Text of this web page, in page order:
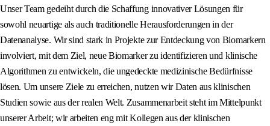
Unser Team gedeiht durch die Schaffung innovativer Lösungen für
sowohl neuartige als auch traditionelle Herausforderungen in der
Datenanalyse. Wir sind stark in Projekte zur Entdeckung von Biomarkern
involviert, mit dem Ziel, neue Biomarker zu identifizieren und klinische
Algorithmen zu entwickeln, die ungedeckte medizinische Bedürfnisse
lösen. Um unsere Ziele zu erreichen, nutzen wir Daten aus klinischen
Studien sowie aus der realen Welt. Zusammenarbeit steht im Mittelpunkt
unserer Arbeit; wir arbeiten eng mit Kollegen aus der klinischen